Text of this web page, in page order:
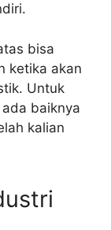
bisa
ketika akan
Untuk
baiknya
kalian